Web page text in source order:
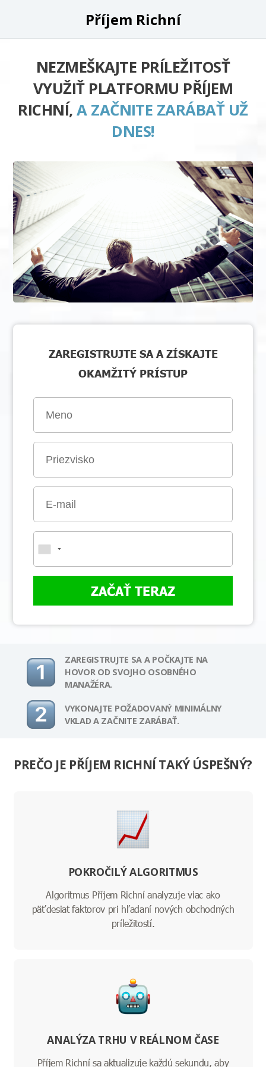
Příjem Richní
NEZMEŠKAJTE PRÍLEŽITOSŤ
VYUŽIŤ PLATFORMU PŘÍJEM
RICHNÍ,A ZAČNITE ZARÁBAŤ UŽ
DNES!
ZAREGISTRUJTE SA A ZÍSKAJTE
OKAMŽITÝ PRÍSTUP
ZAČAŤ TERAZ
ZAREGISTRUJTE SA A POČKAJTE NA
HOVOR OD SVOJHO OSOBNÉHO
MANAŽÉRA.
VYKONAJTE POŽADOVANÝ MINIMÁLNY
VKLAD A ZAČNITE ZARÁBAŤ.
PREČO JE PŘÍJEM RICHNÍ TAKÝ ÚSPEŠNÝ?
POKROČILÝ ALGORITMUS
Algoritmus Příjem Richní analyzuje viac ako
päťdesiat faktorov pri hľadaní nových obchodných
príležitostí.
ANALÝZA TRHU V REÁLNOM ČASE
Příjem Richní sa aktualizuje každú sekundu, aby